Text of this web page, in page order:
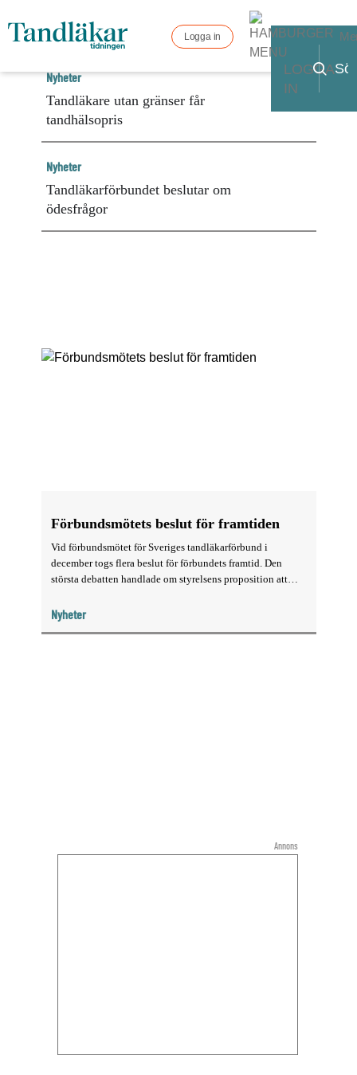
Logga in
LOGGA
IN
Förbundsmötets beslut för framtiden
Vid förbundsmötet för Sveriges tandläkarförbund i
december togs flera beslut för förbundets framtid. Den
största debatten handlade om styrelsens proposition att
Nyheter
Tandläkare utan gränser får
tandhälsopris
Nyheter
Tandläkarförbundet beslutar om
ödesfrågor
Nyheter
Annons